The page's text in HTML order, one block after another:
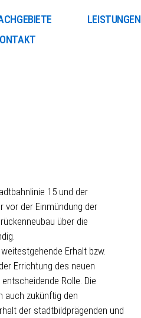
LEISTUNGEN
15 und der
vor der Einmündung der
über die
Erhalt bzw.
Errichtung des neuen
Rolle. Die
auch zukünftig den
der stadtbildprägenden und